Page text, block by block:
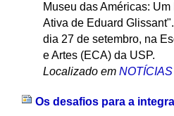
Museu das Américas:
Ativa de Eduard
dia 27 de setembro, na
e Artes (ECA) da USP.
Localizado em NOTÍCIAS
Os desafios para a